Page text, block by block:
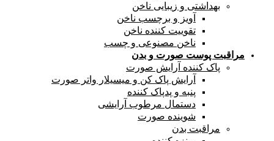
بهداشتی و زیبایی ناخن
آویز و برچسب ناخن
تقوییت کننده ناخن
ناخن مصنوعی و چسب
مراقبت پوست صورت و بدن
پاک کننده آرایش صورت
آرایش پاک کن و میسیلار واتر صورت
پنبه و پدپاک کننده
دستمال مرطوب آرایشی
شوینده صورت
مراقبت بدن